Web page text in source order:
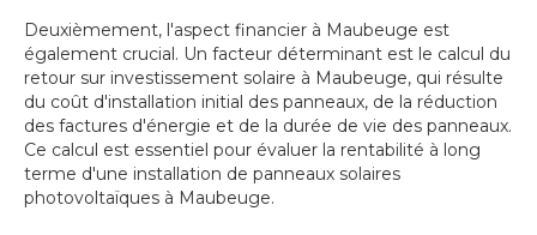
Deuxièmement, l'aspect financier à Maubeuge est
également crucial. Un facteur déterminant est le calcul du
retour sur investissement solaire à Maubeuge, qui résulte
du coût d'installation initial des panneaux, de la réduction
des factures d'énergie et de la durée de vie des panneaux.
Ce calcul est essentiel pour évaluer la rentabilité à long
terme d'une installation de panneaux solaires
photovoltaïques à Maubeuge.